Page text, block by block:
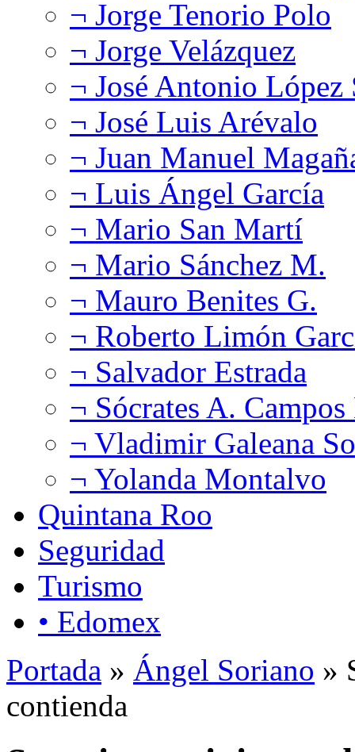
¬ Jorge Tenorio Polo
¬ Jorge Velázquez
¬ José Antonio López
¬ José Luis Arévalo
¬ Juan Manuel
¬ Luis Ángel García
¬ Mario San Martí
¬ Mario Sánchez M.
¬ Mauro Benites G.
¬ Roberto Limón
¬ Salvador Estrada
¬ Sócrates A.
¬ Vladimir Galeana
¬ Yolanda Montalvo
Quintana Roo
Seguridad
Turismo
• Edomex
Portada » Ángel Soriano »
contienda